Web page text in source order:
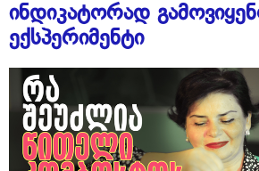
ინდიკატორად
ექსპერიმენტი